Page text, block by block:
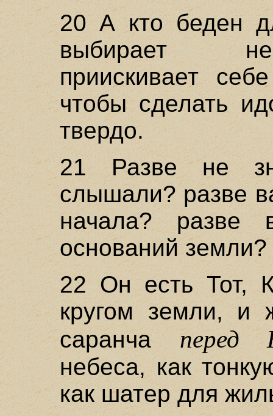
20 А кто беден
выбирает
приискивает
чтобы сделать
твердо.
21 Разве не
слышали? разве
начала? разве
оснований земли?
22 Он есть Тот,
кругом земли, и
саранчаперед
небеса, как
как шатер для